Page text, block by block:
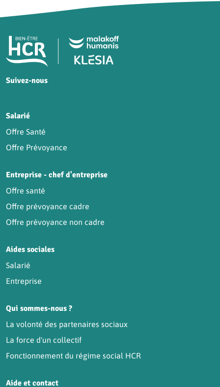
Pied de page HCR Bien-Être
Suivez-nous
Salarié
Offre Santé
Offre Prévoyance
Entreprise - chef d'entreprise
Offre santé
Offre prévoyance cadre
Offre prévoyance non cadre
Aides sociales
Salarié
Entreprise
Qui sommes-nous ?
La volonté des partenaires sociaux
La force d'un collectif
Fonctionnement du régime social HCR
Aide et contact